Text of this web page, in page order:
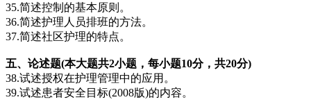
35.简述控制的基本原则。
36.简述护理人员排班的方法。
37.简述社区护理的特点。
五、论述题(本大题共2小题，每小题10分，共20分)
38.试述授权在护理管理中的应用。
39.试述患者安全目标(2008版)的内容。